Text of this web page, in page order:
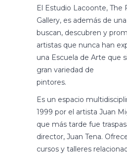
El Estudio Lacoonte, The
Gallery, es además de
buscan, descubren y
artistas que nunca han
una Escuela de Arte que
gran variedad de
pintores.
Es un espacio
1999 por el artista Juan
que más tarde fue
director, Juan Tena.
cursos y talleres